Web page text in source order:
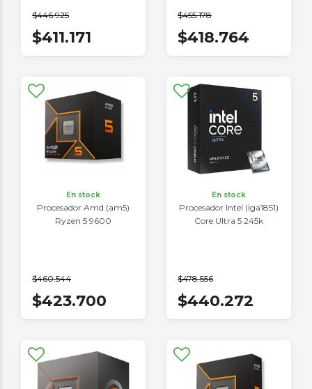
$446.925
$411.171
$455.178
$418.764
En stock
Procesador Amd (am5)
Ryzen 5 9600
$460.544
$423.700
En stock
Procesador Intel (lga1851)
Core Ultra 5 245k
$478.556
$440.272